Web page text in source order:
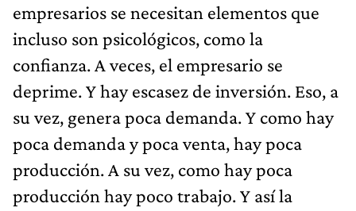
empresarios se necesitan elementos que
incluso son psicológicos, como la
confianza. A veces, el empresario se
deprime. Y hay escasez de inversión. Eso, a
su vez, genera poca demanda. Y como hay
poca demanda y poca venta, hay poca
producción. A su vez, como hay poca
producción hay poco trabajo. Y así la